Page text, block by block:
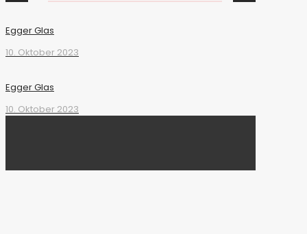
Egger Glas
10. Oktober 2023
Egger Glas
10. Oktober 2023